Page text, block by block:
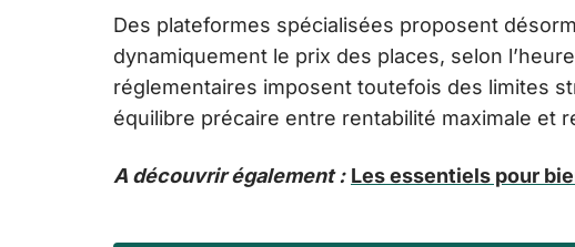
Des plateformes spécialisées proposent
dynamiquement le prix des places, selon
réglementaires imposent toutefois des limites
équilibre précaire entre rentabilité maximale et
A découvrir également : Les essentiels pour